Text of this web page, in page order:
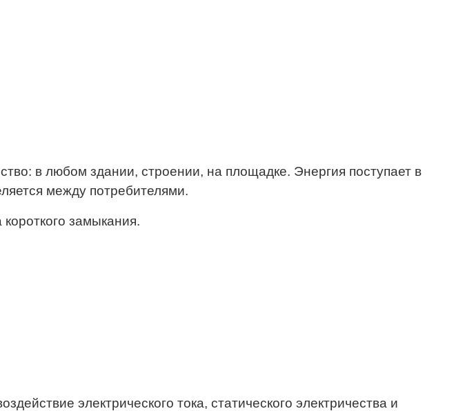
в любом здании, строении, на площадке. Энергия поступает в
между потребителями.
замыкания.
электрического тока, статического электричества и